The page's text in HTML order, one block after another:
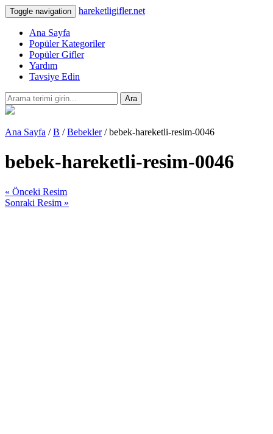
Toggle navigation hareketligifler.net
Ana Sayfa
Popüler Kategoriler
Popüler Gifler
Yardım
Tavsiye Edin
Ara
Ana Sayfa /B /Bebekler/ bebek-hareketli-resim-0046
bebek-hareketli-resim-0046
« Önceki Resim
Sonraki Resim »